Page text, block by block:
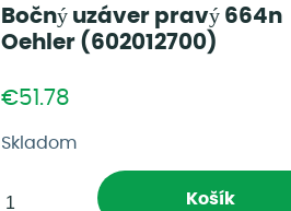
Bočný uzáver pravý 664n
Oehler (602012700)
€51.78
Skladom
Košík